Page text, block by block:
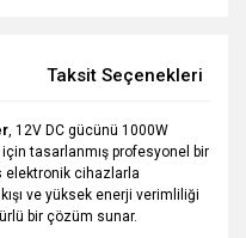
Taksit Seçenekleri
, 12V DC gücünü 1000W
tasarlanmış profesyonel bir
elektronik cihazlarla
ve yüksek enerji verimliliği
bir çözüm sunar.